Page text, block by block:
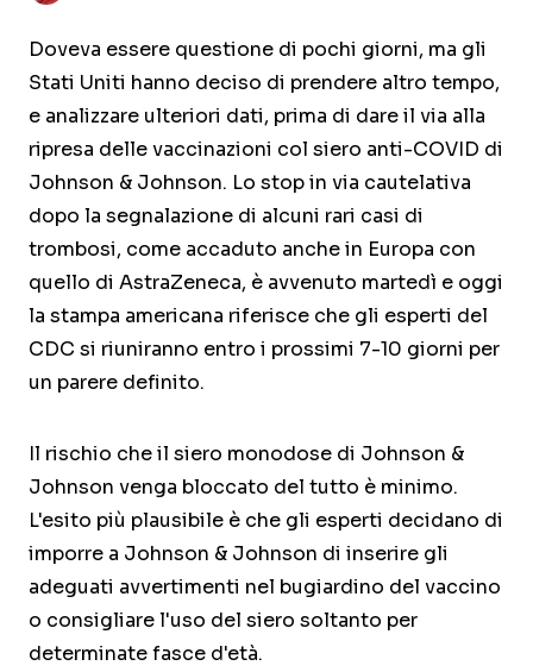
Doveva essere questione di pochi giorni, ma gli
Stati Uniti hanno deciso di prendere altro tempo,
e analizzare ulteriori dati, prima di dare il via alla
ripresa delle vaccinazioni col siero anti-COVID di
Johnson & Johnson. Lo stop in via cautelativa
dopo la segnalazione di alcuni rari casi di
trombosi, come accaduto anche in Europa con
quello di AstraZeneca, è avvenuto martedì e oggi
la stampa americana riferisce che gli esperti del
CDC si riuniranno entro i prossimi 7-10 giorni per
un parere definito.
Il rischio che il siero monodose di Johnson &
Johnson venga bloccato del tutto è minimo.
L'esito più plausibile è che gli esperti decidano di
imporre a Johnson & Johnson di inserire gli
adeguati avvertimenti nel bugiardino del vaccino
o consigliare l'uso del siero soltanto per
determinate fasce d'età.